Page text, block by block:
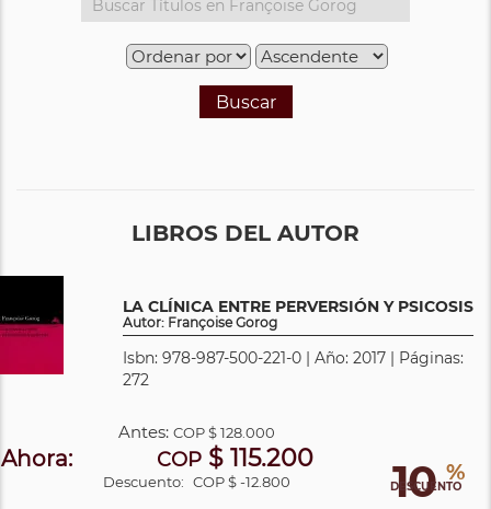
Buscar
LIBROS DEL AUTOR
LA CLÍNICA ENTRE PERVERSIÓN Y PSICOSIS
Autor: Françoise Gorog
Isbn: 978-987-500-221-0 | Año: 2017 | Páginas:
272
10 %
DESCUENTO
Antes: COP$ 128.000
Ahora: COP$ 115.200
Descuento: COP $ -12.800